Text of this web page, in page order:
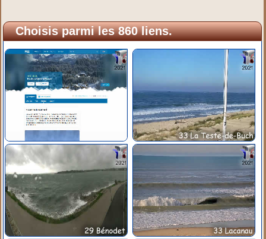
Choisis parmi les 860 liens.